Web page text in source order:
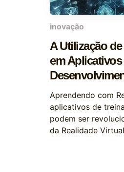
inovação
A Utilização
em
Aprendendo com
aplicativos de
podem ser
da Realidade